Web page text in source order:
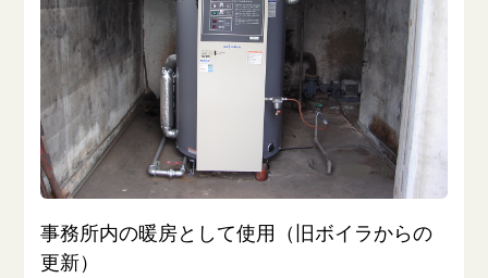
事務所内の暖房として使用（旧ボイラからの
更新）
新着情報
お問い合わせ
個人情報保護方針
サイトマップ